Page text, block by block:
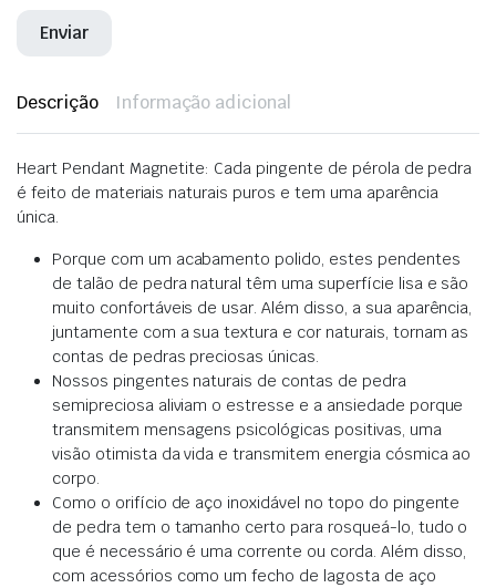
Descrição Informação adicional
Heart Pendant Magnetite: Cada pingente de pérola de pedra
é feito de materiais naturais puros e tem uma aparência
única.
Porque com um acabamento polido, estes pendentes
de talão de pedra natural têm uma superfície lisa e são
muito confortáveis de usar. Além disso, a sua aparência,
juntamente com a sua textura e cor naturais, tornam as
contas de pedras preciosas únicas.
Nossos pingentes naturais de contas de pedra
semipreciosa aliviam o estresse e a ansiedade porque
transmitem mensagens psicológicas positivas, uma
visão otimista da vida e transmitem energia cósmica ao
corpo.
Como o orifício de aço inoxidável no topo do pingente
de pedra tem o tamanho certo para rosqueá-lo, tudo o
que é necessário é uma corrente ou corda. Além disso,
com acessórios como um fecho de lagosta de aço